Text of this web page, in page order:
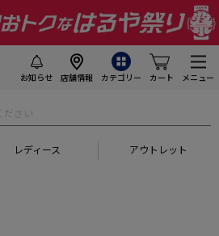
お知らせ 店舗情報 カテゴリー カート メニュー
レディース アウトレット